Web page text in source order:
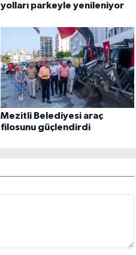
yolları parkeyle yenileniyor
Mezitli Belediyesi araç
filosunu güçlendirdi